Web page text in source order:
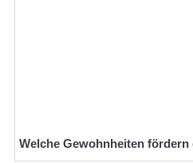
Welche Gewohnheiten fördern